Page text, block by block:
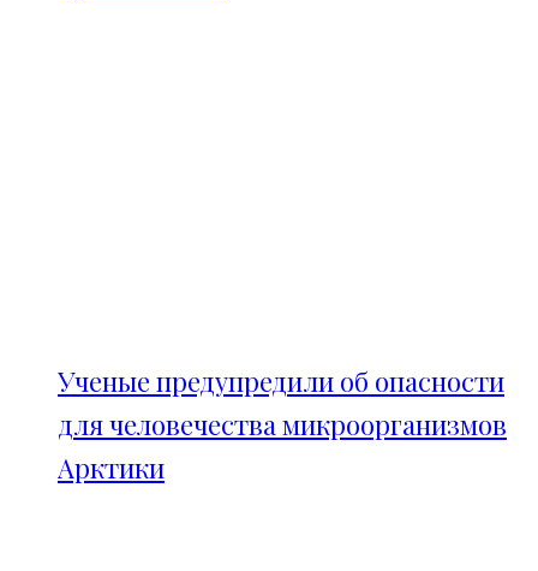
Ученые предупредили об опасности
для человечества микроорганизмов
Арктики